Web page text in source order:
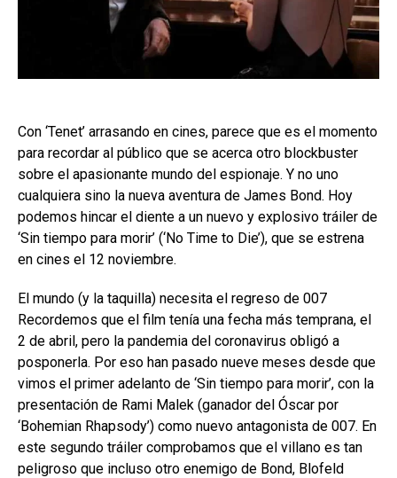
Con ‘Tenet’ arrasando en cines, parece que es el momento
para recordar al público que se acerca otro blockbuster
sobre el apasionante mundo del espionaje. Y no uno
cualquiera sino la nueva aventura de James Bond. Hoy
podemos hincar el diente a un nuevo y explosivo tráiler de
‘Sin tiempo para morir’ (‘No Time to Die’), que se estrena
en cines el 12 noviembre.
El mundo (y la taquilla) necesita el regreso de 007
Recordemos que el film tenía una fecha más temprana, el
2 de abril, pero la pandemia del coronavirus obligó a
posponerla. Por eso han pasado nueve meses desde que
vimos el primer adelanto de ‘Sin tiempo para morir’, con la
presentación de Rami Malek (ganador del Óscar por
‘Bohemian Rhapsody’) como nuevo antagonista de 007. En
este segundo tráiler comprobamos que el villano es tan
peligroso que incluso otro enemigo de Bond, Blofeld